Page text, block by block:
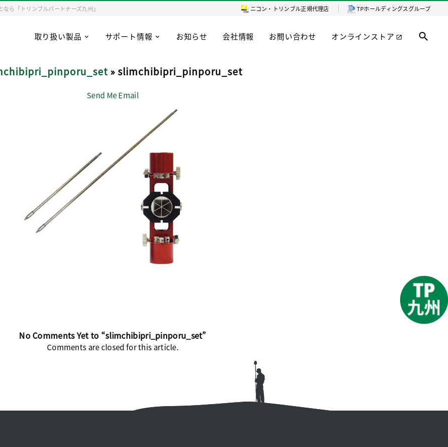
ら「トリンブルパートナーズ九州」 ニコン・トリンブル正規代理店 TPホールディングスグループ
取り扱い製品 サポート情報 お知らせ 会社情報 お問い合わせ オンラインストア
» slimchibipri_pinporu_set
Send Me Email
No Comments Yet to “slimchibipri_pinporu_set”
Comments are closed for this article.